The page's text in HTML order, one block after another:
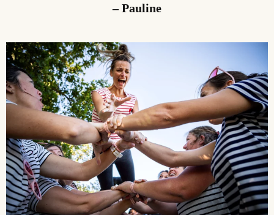
– Pauline